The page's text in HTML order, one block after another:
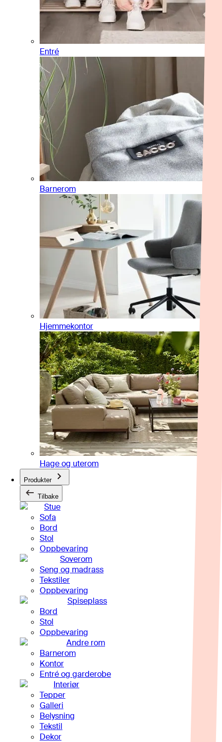
Entré
Barnerom
Hjemmekontor
Hage og uterom
Produkter
Tilbake
Stue
Sofa
Bord
Stol
Oppbevaring
Soverom
Seng og madrass
Tekstiler
Oppbevaring
Spiseplass
Bord
Stol
Oppbevaring
Andre rom
Barnerom
Kontor
Entré og garderobe
Interiør
Tepper
Galleri
Belysning
Tekstil
Dekor